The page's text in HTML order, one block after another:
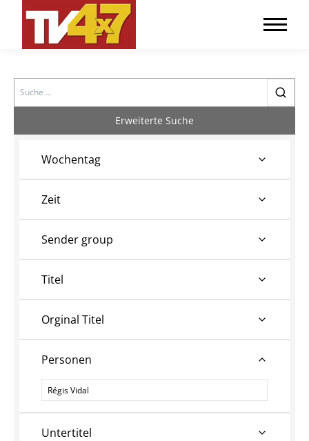
Search
Erweiterte Suche
Wochentag
Zeit
Sender group
Titel
Orginal Titel
Personen
Personen
Untertitel